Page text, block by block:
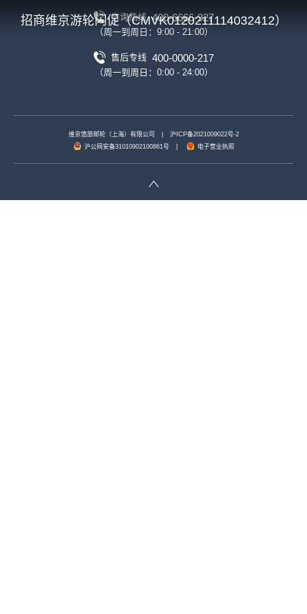
招商维京游轮闪促（CMVK0120211114032412）
咨询热线 400-6666-927
（周一到周日：9:00 - 21:00）
售后专线 400-0000-217
（周一到周日：0:00 - 24:00）
维京悠旅邮轮（上海）有限公司
沪ICP备2021009022号-2
沪公网安备31010902100861号
电子营业执照